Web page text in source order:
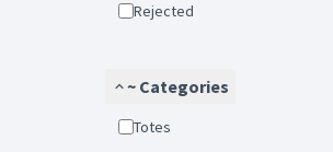
Rejected
~ Categories
Totes